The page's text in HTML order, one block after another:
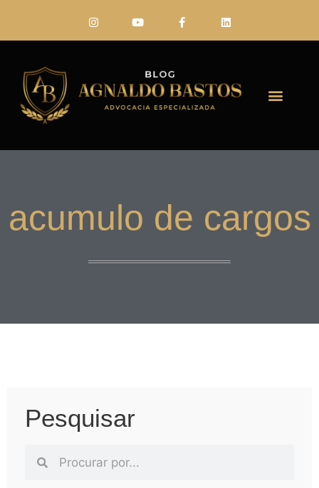
acumulo de cargos
Pesquisar